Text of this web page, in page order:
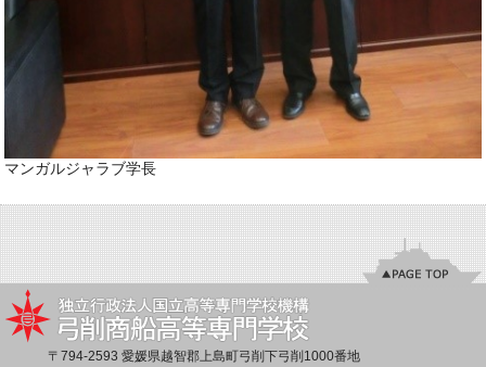
マンガルジャラブ学長
〒794-2593 愛媛県越智郡上島町弓削下弓削1000番地